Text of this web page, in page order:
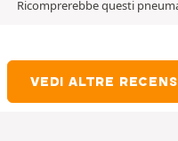
Ricomprerebbe questi
VEDI ALTRE